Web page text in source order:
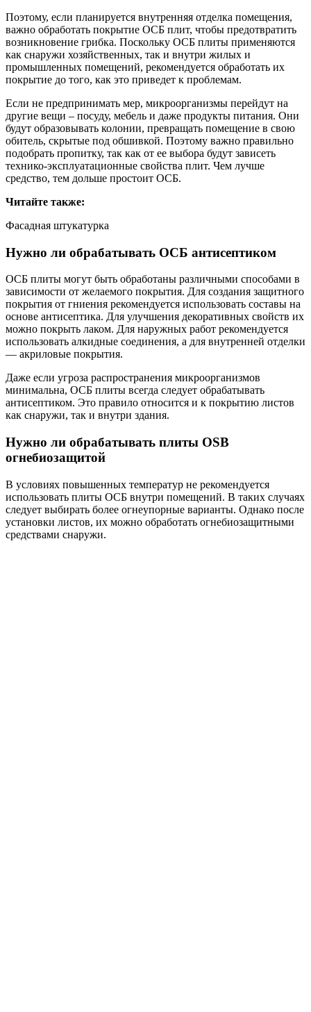
Поэтому, если планируется внутренняя отделка помещения,
важно обработать покрытие ОСБ плит, чтобы предотвратить
возникновение грибка. Поскольку ОСБ плиты применяются
как снаружи хозяйственных, так и внутри жилых и
промышленных помещений, рекомендуется обработать их
покрытие до того, как это приведет к проблемам.
Если не предпринимать мер, микроорганизмы перейдут на
другие вещи – посуду, мебель и даже продукты питания. Они
будут образовывать колонии, превращать помещение в свою
обитель, скрытые под обшивкой. Поэтому важно правильно
подобрать пропитку, так как от ее выбора будут зависеть
технико-эксплуатационные свойства плит. Чем лучше
средство, тем дольше простоит ОСБ.
Читайте также:
Фасадная штукатурка
Нужно ли обрабатывать ОСБ антисептиком
ОСБ плиты могут быть обработаны различными способами в
зависимости от желаемого покрытия. Для создания защитного
покрытия от гниения рекомендуется использовать составы на
основе антисептика. Для улучшения декоративных свойств их
можно покрыть лаком. Для наружных работ рекомендуется
использовать алкидные соединения, а для внутренней отделки
— акриловые покрытия.
Даже если угроза распространения микроорганизмов
минимальна, ОСБ плиты всегда следует обрабатывать
антисептиком. Это правило относится и к покрытию листов
как снаружи, так и внутри здания.
Нужно ли обрабатывать плиты OSB
огнебиозащитой
В условиях повышенных температур не рекомендуется
использовать плиты ОСБ внутри помещений. В таких случаях
следует выбирать более огнеупорные варианты. Однако после
установки листов, их можно обработать огнебиозащитными
средствами снаружи.